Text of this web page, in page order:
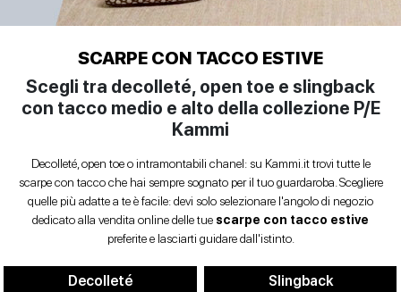
SCARPE
DONNA
INVERNALI
SCARPE
UOMO
CONTATTI
Login
Sandali con taccoScarpe con tacco
Indietro
Scarpe basse
Indietro
SCARPE CON TACCO ESTIVE
Scegli tra decolleté, open toe e slingback
con tacco medio e alto della collezione P/E
Kammi
Decolleté, open toe o intramontabili chanel: su Kammi.it trovi tutte le
scarpe con tacco che hai sempre sognato per il tuo guardaroba. Scegliere
quelle più adatte a te è facile: devi solo selezionare l'angolo di negozio
dedicato alla vendita online delle tue scarpe con tacco estive
preferite e lasciarti guidare dall'istinto.
Decolleté Slingback
Anfibi
Ballerine
donna
Decolleté